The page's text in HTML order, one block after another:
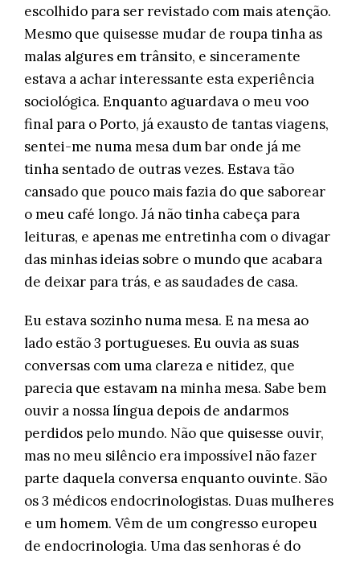
escolhido para ser revistado com mais atenção.
Mesmo que quisesse mudar de roupa tinha as
malas algures em trânsito, e sinceramente
estava a achar interessante esta experiência
sociológica. Enquanto aguardava o meu voo
final para o Porto, já exausto de tantas viagens,
sentei-me numa mesa dum bar onde já me
tinha sentado de outras vezes. Estava tão
cansado que pouco mais fazia do que saborear
o meu café longo. Já não tinha cabeça para
leituras, e apenas me entretinha com o divagar
das minhas ideias sobre o mundo que acabara
de deixar para trás, e as saudades de casa.
Eu estava sozinho numa mesa. E na mesa ao
lado estão 3 portugueses. Eu ouvia as suas
conversas com uma clareza e nitidez, que
parecia que estavam na minha mesa. Sabe bem
ouvir a nossa língua depois de andarmos
perdidos pelo mundo. Não que quisesse ouvir,
mas no meu silêncio era impossível não fazer
parte daquela conversa enquanto ouvinte. São
os 3 médicos endocrinologistas. Duas mulheres
e um homem. Vêm de um congresso europeu
de endocrinologia. Uma das senhoras é do